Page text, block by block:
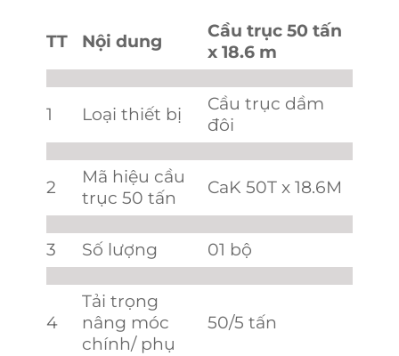
TT Nội dung
Cầu trục 50 tấn
x 18.6 m
1 Loại thiết bị
Cầu trục dầm
đôi
2
Mã hiệu cầu
trục 50 tấn
CaK 50T x 18.6M
3 Số lượng 01 bộ
4
Tải trọng
nâng móc
chính/ phụ
50/5 tấn